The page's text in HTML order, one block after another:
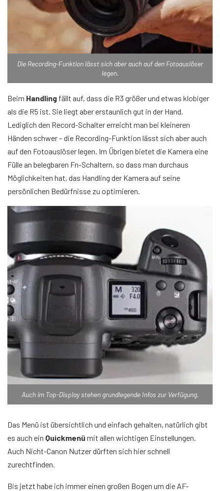
Die Recording-Funktion lässt sich aber auch auf den Fotoauslöser
legen.
Beim Handling fällt auf, dass die R3 größer und etwas klobiger
als die R5 ist. Sie liegt aber erstaunlich gut in der Hand.
Lediglich den Record-Schalter erreicht man bei kleineren
Händen schwer – die Recording-Funktion lässt sich aber auch
auf den Fotoauslöser legen. Im Übrigen bietet die Kamera eine
Fülle an belegbaren Fn-Schaltern, so dass man durchaus
Möglichkeiten hat, das Handling der Kamera auf seine
persönlichen Bedürfnisse zu optimieren.
Auch im Top-Display stehen grundlegende Infos zur Verfügung.
Das Menü ist übersichtlich und einfach gehalten, natürlich gibt
es auch ein Quickmenü mit allen wichtigen Einstellungen.
Auch Nicht-Canon Nutzer dürften sich hier schnell
zurechtfinden.
Bis jetzt habe ich immer einen großen Bogen um die AF-